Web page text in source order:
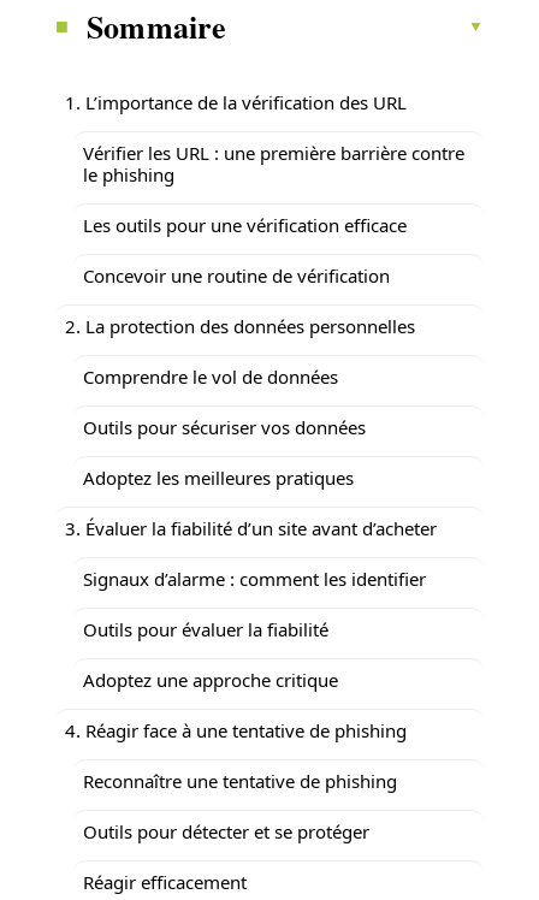
Sommaire
1. L’importance de la vérification des URL
Vérifier les URL : une première barrière contre
le phishing
Les outils pour une vérification efficace
Concevoir une routine de vérification
2. La protection des données personnelles
Comprendre le vol de données
Outils pour sécuriser vos données
Adoptez les meilleures pratiques
3. Évaluer la fiabilité d’un site avant d’acheter
Signaux d’alarme : comment les identifier
Outils pour évaluer la fiabilité
Adoptez une approche critique
4. Réagir face à une tentative de phishing
Reconnaître une tentative de phishing
Outils pour détecter et se protéger
Réagir efficacement